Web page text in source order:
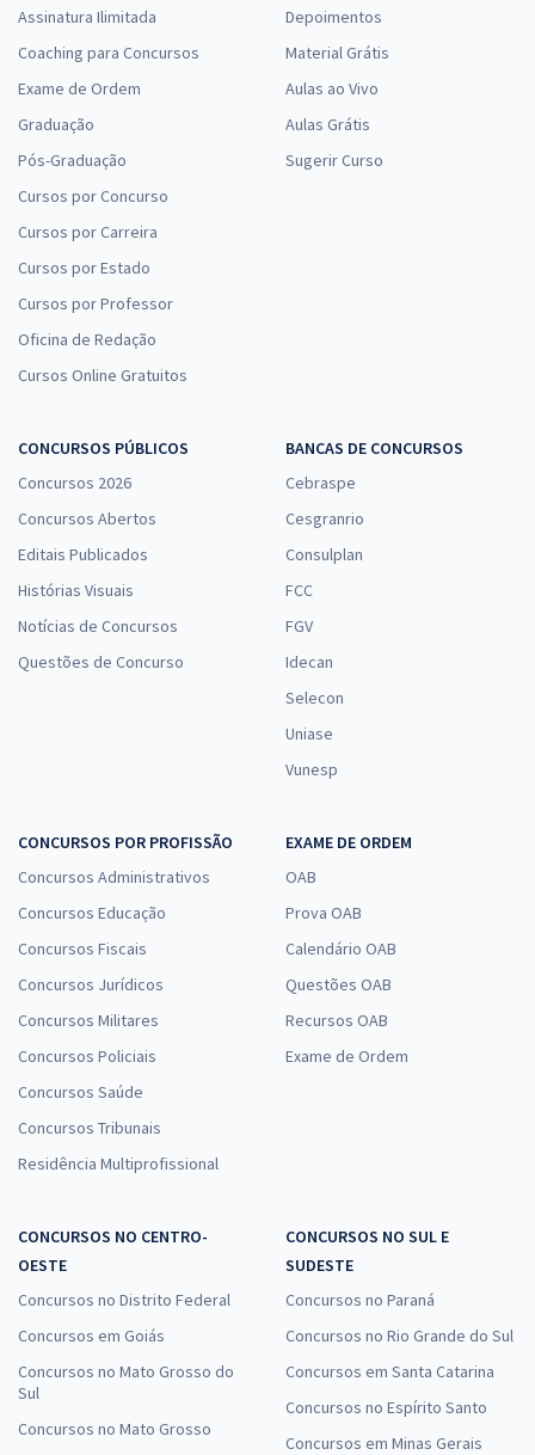
Assinatura Ilimitada
Coaching para Concursos
Exame de Ordem
Graduação
Pós-Graduação
Cursos por Concurso
Cursos por Carreira
Cursos por Estado
Cursos por Professor
Oficina de Redação
Cursos Online Gratuitos
Depoimentos
Material Grátis
Aulas ao Vivo
Aulas Grátis
Sugerir Curso
CONCURSOS PÚBLICOS
Concursos 2026
Concursos Abertos
Editais Publicados
Histórias Visuais
Notícias de Concursos
Questões de Concurso
BANCAS DE CONCURSOS
Cebraspe
Cesgranrio
Consulplan
FCC
FGV
Idecan
Selecon
Uniase
Vunesp
CONCURSOS POR PROFISSÃO
Concursos Administrativos
Concursos Educação
Concursos Fiscais
Concursos Jurídicos
Concursos Militares
Concursos Policiais
Concursos Saúde
Concursos Tribunais
Residência Multiprofissional
EXAME DE ORDEM
OAB
Prova OAB
Calendário OAB
Questões OAB
Recursos OAB
Exame de Ordem
CONCURSOS NO CENTRO-
OESTE
Concursos no Distrito Federal
Concursos em Goiás
Concursos no Mato Grosso do
Sul
Concursos no Mato Grosso
CONCURSOS NO SUL E
SUDESTE
Concursos no Paraná
Concursos no Rio Grande do Sul
Concursos em Santa Catarina
Concursos no Espírito Santo
Concursos em Minas Gerais